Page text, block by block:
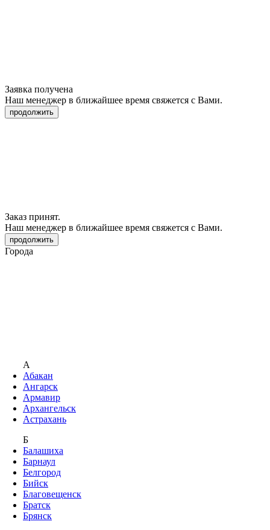
Заявка получена
Наш менеджер в ближайшее время свяжется с Вами.
продолжить
Заказ принят.
Наш менеджер в ближайшее время свяжется с Вами.
продолжить
Города
А
Абакан
Ангарск
Армавир
Архангельск
Астрахань
Б
Балашиха
Барнаул
Белгород
Бийск
Благовещенск
Братск
Брянск